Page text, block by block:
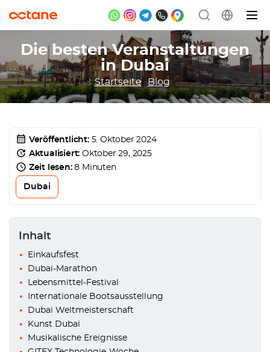
Die besten Veranstaltungen
in Dubai
Startseite Blog
Veröffentlicht: 5. Oktober 2024
Aktualisiert:Oktober 29, 2025
Zeit lesen:8 Minuten
Dubai
Inhalt
Einkaufsfest
Dubai-Marathon
Lebensmittel-Festival
Internationale Bootsausstellung
Dubai Weltmeisterschaft
Kunst Dubai
Musikalische Ereignisse